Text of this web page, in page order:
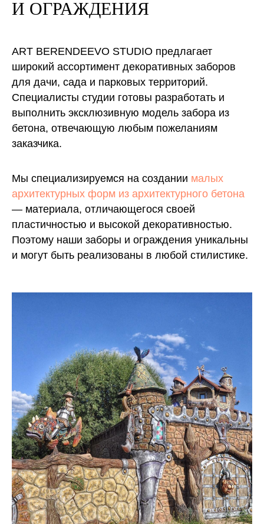
И ОГРАЖДЕНИЯ
ART BERENDEEVO STUDIO предлагает
широкий ассортимент декоративных заборов
для дачи, сада и парковых территорий.
Специалисты студии готовы разработать и
выполнить эксклюзивную модель забора из
бетона, отвечающую любым пожеланиям
заказчика.
Мы специализируемся на создании малых
архитектурных форм из архитектурного бетона
— материала, отличающегося своей
пластичностью и высокой декоративностью.
Поэтому наши заборы и ограждения уникальны
и могут быть реализованы в любой стилистике.